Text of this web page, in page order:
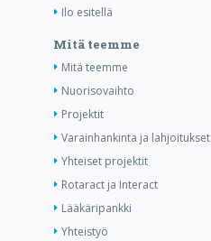
Ilo esitellä
Mitä teemme
Mitä teemme
Nuorisovaihto
Projektit
Varainhankinta ja lahjoitukset
Yhteiset projektit
Rotaract ja Interact
Lääkäripankki
Yhteistyö